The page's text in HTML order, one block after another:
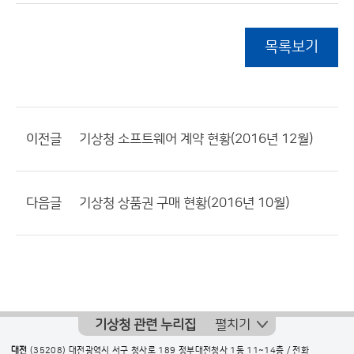
목록보기
이전글 기상청 소프트웨어 계약 현황(2016년 12월)
다음글 기상청 상품권 구매 현황(2016년 10월)
기상청 관련 누리집 펼치기
대전 (35208) 대전광역시 서구 청사로 189 정부대전청사 1동 11~14층 / 전화